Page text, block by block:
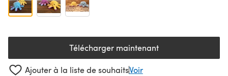
Télécharger maintenant(s'ouvre dans un nouvel
Ajouter à la liste de souhaitsVoir